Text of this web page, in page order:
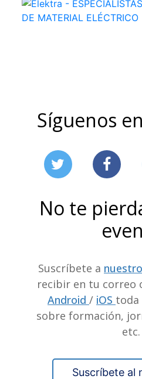
Síguenos
No te
Suscríbete a
recibir en tu correo
Android / iOS toda
sobre formación,
etc.
Suscríbete al